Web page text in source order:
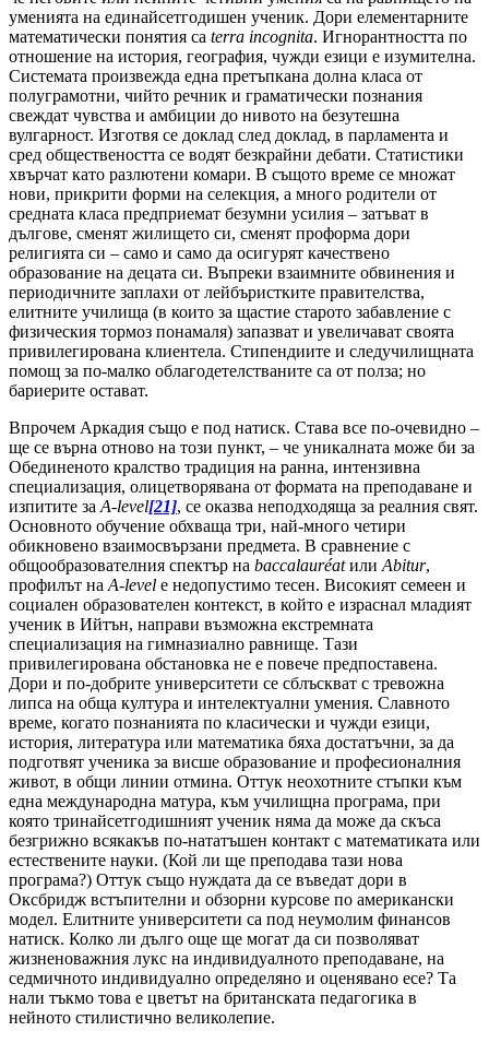
уменията на единайсетгодишен ученик. Дори елементарните
математически понятия са terra incognita. Игнорантността по
отношение на история, география, чужди езици е изумителна.
Системата произвежда една претъпкана долна класа от
полуграмотни, чийто речник и граматически познания
свеждат чувства и амбиции до нивото на безутешна
вулгарност. Изготвя се доклад след доклад, в парламента и
сред обществеността се водят безкрайни дебати. Статистики
хвърчат като разлютени комари. В същото време се множат
нови, прикрити форми на селекция, а много родители от
средната класа предприемат безумни усилия – затъват в
дългове, сменят жилището си, сменят проформа дори
религията си – само и само да осигурят качествено
образование на децата си. Въпреки взаимните обвинения и
периодичните заплахи от лейбъристките правителства,
елитните училища (в които за щастие старото забавление с
физическия тормоз понамаля) запазват и увеличават своята
привилегирована клиентела. Стипендиите и следучилищната
помощ за по-малко облагодетелстваните са от полза; но
бариерите остават.
Впрочем Аркадия също е под натиск. Става все по-очевидно –
ще се върна отново на този пункт, – че уникалната може би за
Обединеното кралство традиция на ранна, интензивна
специализация, олицетворявана от формата на преподаване и
изпитите за A-level[21], се оказва неподходяща за реалния свят.
Основното обучение обхваща три, най-много четири
обикновено взаимосвързани предмета. В сравнение с
общообразователния спектър на baccalauréatили Abitur,
профилът на A-level е недопустимо тесен. Високият семеен и
социален образователен контекст, в който е израснал младият
ученик в Ийтън, направи възможна екстремната
специализация на гимназиално равнище. Тази
привилегирована обстановка не е повече предпоставена.
Дори и по-добрите университети се сблъскват с тревожна
липса на обща култура и интелектуални умения. Славното
време, когато познанията по класически и чужди езици,
история, литература или математика бяха достатъчни, за да
подготвят ученика за висше образование и професионалния
живот, в общи линии отмина. Оттук неохотните стъпки към
една международна матура, към училищна програма, при
която тринайсетгодишният ученик няма да може да скъса
безгрижно всякакъв по-нататъшен контакт с математиката или
естествените науки. (Кой ли ще преподава тази нова
програма?) Оттук също нуждата да се въведат дори в
Оксбридж встъпителни и обзорни курсове по американски
модел. Елитните университети са под неумолим финансов
натиск. Колко ли дълго още ще могат да си позволяват
жизненоважния лукс на индивидуалното преподаване, на
седмичното индивидуално определяно и оценявано есе? Та
нали тъкмо това е цветът на британската педагогика в
нейното стилистично великолепие.